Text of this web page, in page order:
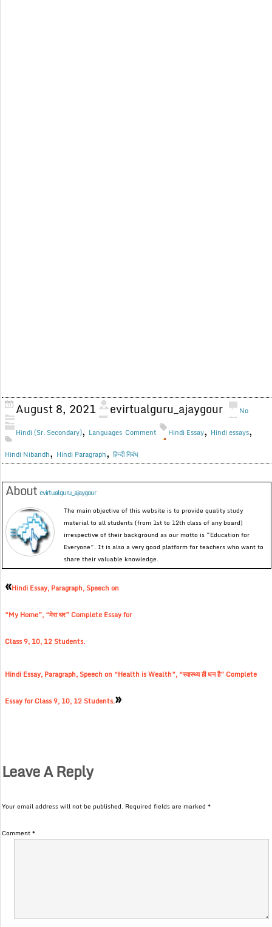
August 8, 2021 evirtualguru_ajaygour
Hindi (Sr. Secondary), Languages
No
Comment
Hindi Essay, Hindi essays,
Hindi Nibandh, Hindi Paragraph,हिन्दी निबंध
Aboutevirtualguru_ajaygour
The main objective of this website is to provide quality study
material to all students (from 1st to 12th class of any board)
irrespective of their background as our motto is “Education for
Everyone”. It is also a very good platform for teachers who want to
share their valuable knowledge.
«Hindi Essay, Paragraph, Speech on
“My Home”, “मेरा घर” Complete Essay for
Class 9, 10, 12 Students.
Hindi Essay, Paragraph, Speech on “Health is Wealth”, “स्वास्थ्य ही धन है” Complete
Essay for Class 9, 10, 12 Students.»
Leave A Reply
Your email address will not be published. Required fields are marked*
Comment*